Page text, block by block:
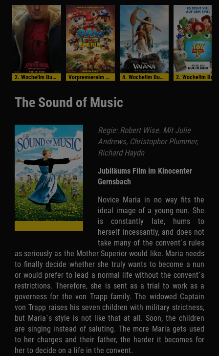
2. Woche!Im Bundesstart VorpremiereIm Bundesstart 4. Woche!Im Bundesstart
The Sound of Music
Regie: Robert Wise. Mit Julie
Andrews, Christopher Plummer,
Richard Haydn
Jubiläums Film im Kinocenter
Gernsbach
Novice Maria in no way fits the
ideal image of a young nun. She
is constantly late, hums to
herself incessantly, and does not
take many of the convent´s rules
as seriously as the Mother Superior would like. Maria needs
to finally decide whether she truly wants to become a nun
or would prefer to lead a normal life without the convent´s
restrictions. Therefore, she is sent as a trial to work as a
governess for the von Trapp family. The widowed Captain
von Trapp raises his seven children with military strictness,
but Maria´s style is not like that at all. Soon, the children
are singing instead of saluting. The more Maria gets used
to her charges and their father, the harder it becomes for
her to decide on a life in the convent.